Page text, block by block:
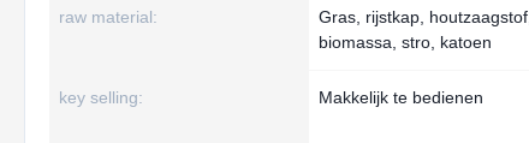
raw material:
Gras, rijstkap, houtzaagstof,
biomassa, stro, katoen
key selling: Makkelijk te bedienen